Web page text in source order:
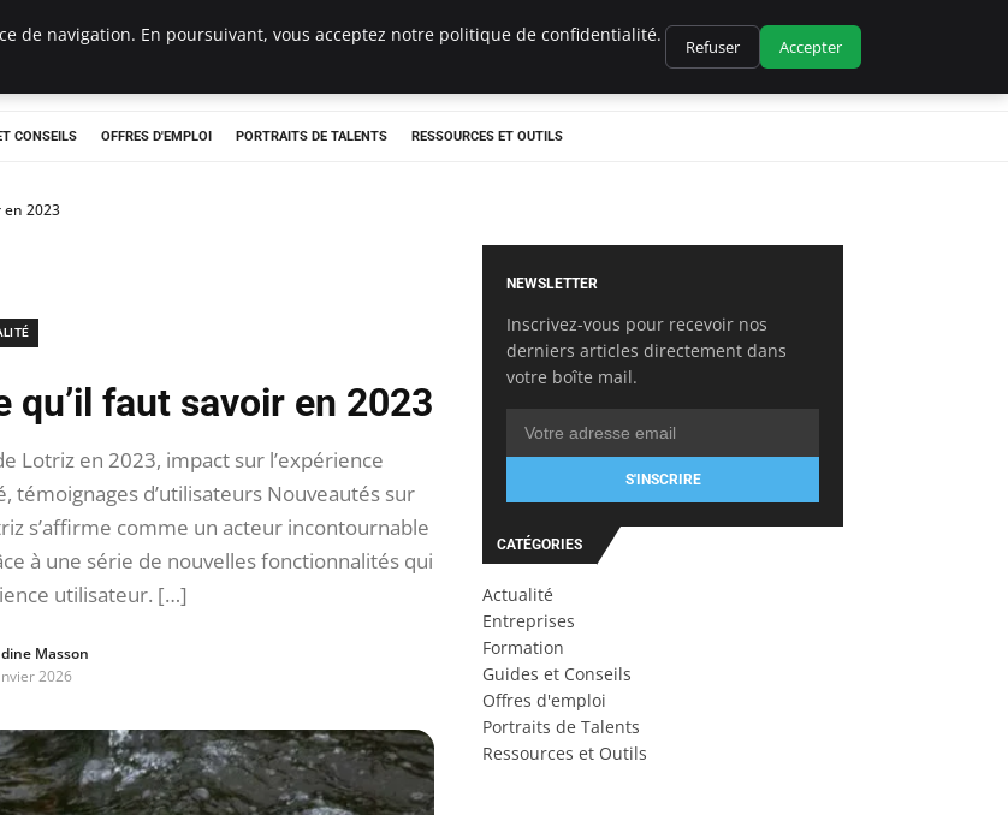
CONSEILS OFFRES D'EMPLOI PORTRAITS DE TALENTS RESSOURCES ET OUTILS
en 2023
qu’il faut savoir en 2023
Lotriz en 2023, impact sur l’expérience
témoignages d’utilisateurs Nouveautés sur
s’affirme comme un acteur incontournable
à une série de nouvelles fonctionnalités qui
utilisateur. […]
Masson
2026
NEWSLETTER
Inscrivez-vous pour recevoir nos
derniers articles directement dans
votre boîte mail.
S'INSCRIRE
CATÉGORIES
Actualité
Entreprises
Formation
Guides et Conseils
Offres d'emploi
Portraits de Talents
Ressources et Outils
de navigation. En poursuivant, vous acceptez notre politique de confidentialité.
Refuser Accepter